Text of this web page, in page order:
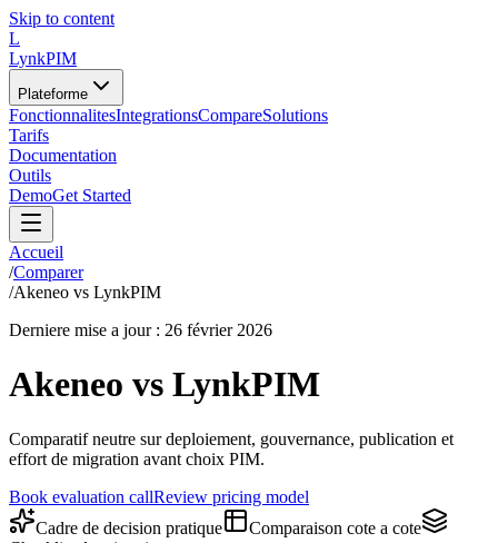
Skip to content
L
LynkPIM
Plateforme
FonctionnalitesIntegrationsCompareSolutions
Tarifs
Documentation
Outils
DemoGet Started
Accueil
/Comparer
/Akeneo vs LynkPIM
Derniere mise a jour : 26 février 2026
Akeneo vs LynkPIM
Comparatif neutre sur deploiement, gouvernance, publication et
effort de migration avant choix PIM.
Book evaluation callReview pricing model
Cadre de decision pratique
Comparaison cote a cote